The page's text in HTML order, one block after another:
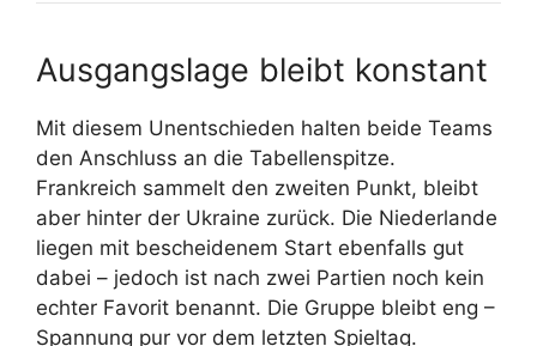
Ausgangslage bleibt konstant
Mit diesem Unentschieden halten beide Teams
den Anschluss an die Tabellenspitze.
Frankreich sammelt den zweiten Punkt, bleibt
aber hinter der Ukraine zurück. Die Niederlande
liegen mit bescheidenem Start ebenfalls gut
dabei – jedoch ist nach zwei Partien noch kein
echter Favorit benannt. Die Gruppe bleibt eng –
Spannung pur vor dem letzten Spieltag.